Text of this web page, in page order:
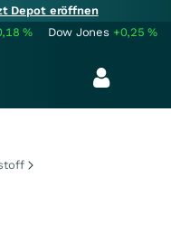
Depot eröffnen
% Dow Jones +0,25%